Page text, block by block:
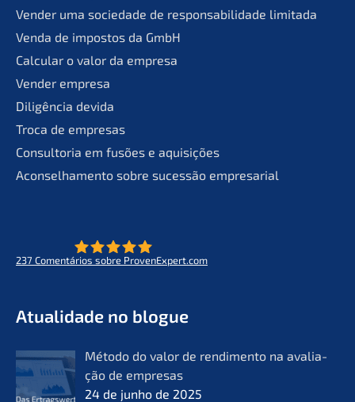
Vender uma socie­da­de de responsa­bil­ida­de limitada
Venda de impos­tos da GmbH
Calcu­lar o valor da empresa
Vender empre­sa
Diligên­cia devida
Troca de empresas
Consult­oria em fusões e aquisições
Aconsel­ha­men­to sobre suces­são empresarial
237 Comen­tá­ri­os sobre ProvenExpert.com
Atual­i­da­de no blogue
Método do valor de rendi­men­to na avalia­
ção de empre­sas
24 de junho de 2025